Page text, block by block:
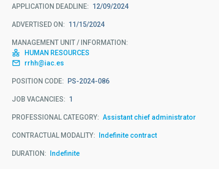
APPLICATION DEADLINE 12/09/2024
ADVERTISED ON 11/15/2024
MANAGEMENT UNIT / INFORMATION
HUMAN RESOURCES
rrhh@iac.es
POSITION CODE PS-2024-086
JOB VACANCIES 1
PROFESSIONAL CATEGORY Assistant chief administrator
CONTRACTUAL MODALITY Indefinite contract
DURATION Indefinite